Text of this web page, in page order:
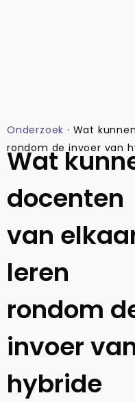
Onderzoek · Wat
rondom de invoer van
Wat
docenten
van
leren
rondom
invoer
hybride